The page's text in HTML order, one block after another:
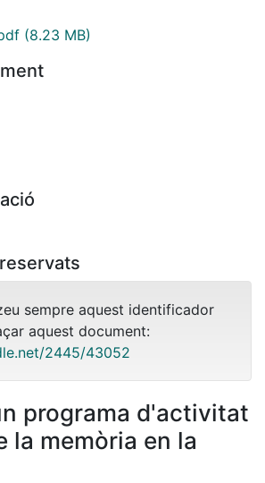
(8.23 MB)
sempre aquest identificador
aquest document:
2445/43052
programa d'activitat
la memòria en la